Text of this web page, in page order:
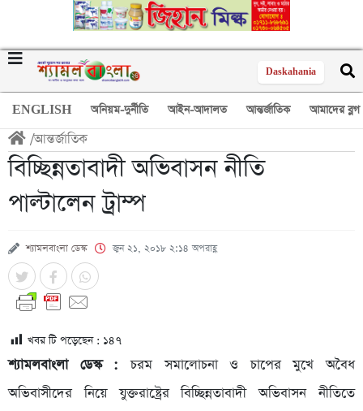
Daskahania
ENGLISH অনিয়ম-দুর্নীতি আইন-আদালত আন্তর্জাতিক আমাদের ব্লগ
/আন্তর্জাতিক
বিচ্ছিন্নতাবাদী অভিবাসন নীতি
পাল্টালেন ট্রাম্প
শ্যামলবাংলা ডেস্ক জুন ২১, ২০১৮ ২:১৪ অপরাহ্ণ
খবর টি পড়েছেন : ১৪৭
শ্যামলবাংলা ডেস্ক : চরম সমালোচনা ও চাপের মুখে অবৈধ
অভিবাসীদের নিয়ে যুক্তরাষ্ট্রের বিচ্ছিন্নতাবাদী অভিবাসন নীতিতে